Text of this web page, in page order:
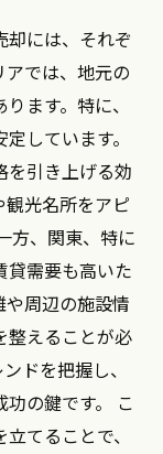
却には、それぞ
では、地元の
ます。特に、
しています。
を引き上げる効
光名所をアピ
方、関東、特に
貸需要も高いた
周辺の施設情
整えることが必
ドを把握し、
の鍵です。 こ
てることで、